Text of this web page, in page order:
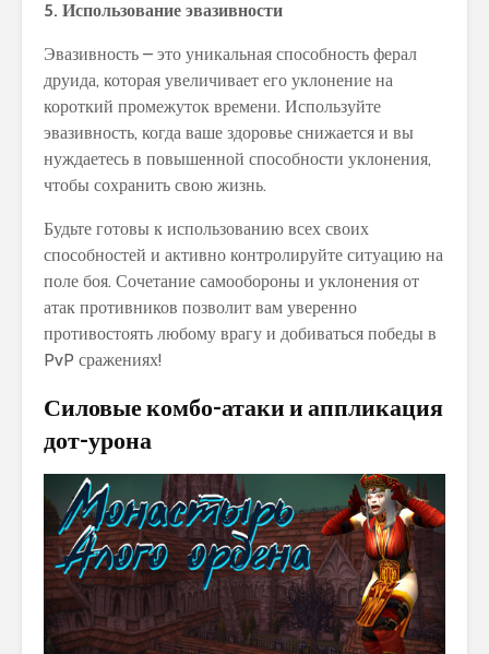
5. Использование эвазивности
Эвазивность – это уникальная способность ферал
друида, которая увеличивает его уклонение на
короткий промежуток времени. Используйте
эвазивность, когда ваше здоровье снижается и вы
нуждаетесь в повышенной способности уклонения,
чтобы сохранить свою жизнь.
Будьте готовы к использованию всех своих
способностей и активно контролируйте ситуацию на
поле боя. Сочетание самообороны и уклонения от
атак противников позволит вам уверенно
противостоять любому врагу и добиваться победы в
PvP сражениях!
Силовые комбо-атаки и аппликация
дот-урона